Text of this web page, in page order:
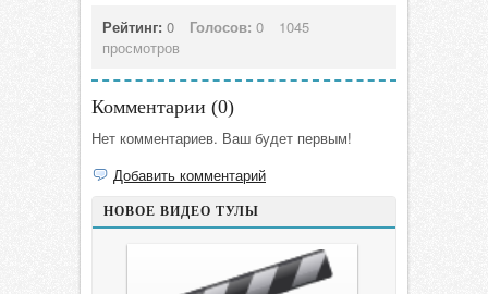
Рейтинг: 0 Голосов: 0
1045
просмотров
Комментарии (0)
Нет комментариев. Ваш будет первым!
Добавить комментарий
НОВОЕ ВИДЕО ТУЛЫ